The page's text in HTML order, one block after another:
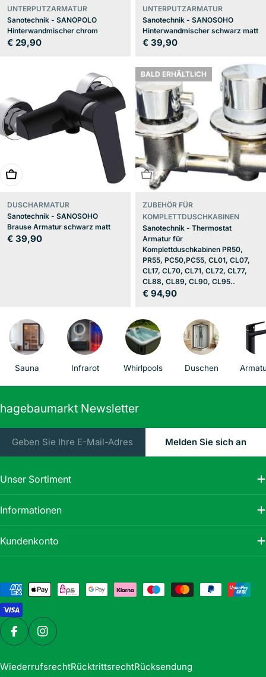
UNTERPUTZARMATUR
Sanotechnik - SANOPOLO
Hinterwandmischer chrom
Regulärer
€ 29,90
UNTERPUTZARMATUR
Sanotechnik - SANOSOHO
Hinterwandmischer schwarz matt
Regulärer
€ 39,90
In den Warenkorb
DUSCHARMATUR
Sanotechnik - SANOSOHO
Brause Armatur schwarz matt
Regulärer
€ 39,90
BALD ERHÄLTLICH
BALD ERHÄLTLICH
ZUBEHÖR FÜR
KOMPLETTDUSCHKABINEN
Sanotechnik - Thermostat
Armatur für
Komplettduschkabinen PR50,
PR55, PC50,PC55, CL01, CL07,
CL17, CL70, CL71, CL72, CL77,
CL88, CL89, CL90, CL95..
Regulärer
€ 94,90
Sauna Infrarot Whirlpools Duschen
hagebaumarkt Newsletter
Mail
Melden Sie sich an
Unser Sortiment
Informationen
Kundenkonto
Zahlungsmethoden
FacebookInstagram
WiederrufsrechtRücktrittsrechtRücksendung